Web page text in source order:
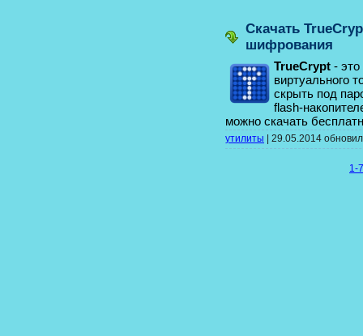
Скачать
шифрования
TrueCrypt -
виртуального
скрыть под
flash-
можно скачать
утилиты 29.05.2014
1-7